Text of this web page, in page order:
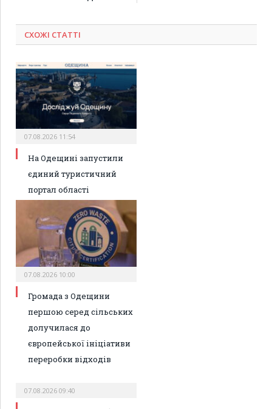
СХОЖІ СТАТТІ
07.08.2026 11:54
На Одещині запустили
єдиний туристичний
портал області
07.08.2026 10:00
Громада з Одещини
першою серед сільських
долучилася до
європейської ініціативи
переробки відходів
07.08.2026 09:40